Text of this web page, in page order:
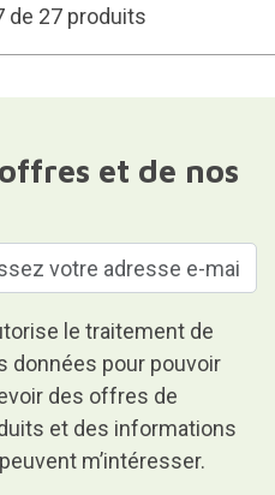
de 27 produits
et de nos
le traitement de
données pour pouvoir
des offres de
et des informations
m’intéresser.